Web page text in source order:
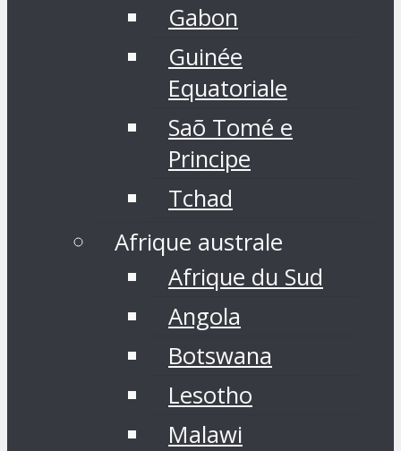
Gabon
Guinée
Equatoriale
Saõ Tomé e
Principe
Tchad
Afrique australe
Afrique du Sud
Angola
Botswana
Lesotho
Malawi